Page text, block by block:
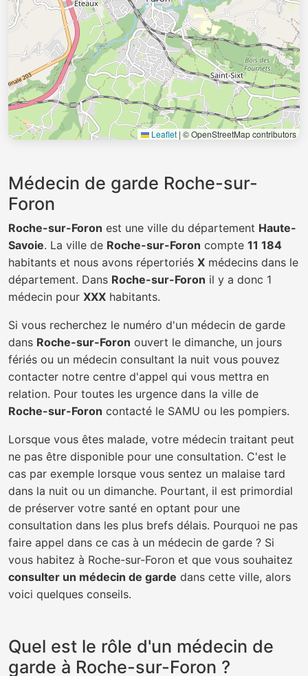
Leaflet | © OpenStreetMap contributors
Médecin de garde Roche-sur-
Foron
Roche-sur-Foron est une ville du département Haute-
Savoie. La ville de Roche-sur-Foron compte 11 184
habitants et nous avons répertoriés X médecins dans le
département. Dans Roche-sur-Foron il y a donc 1
médecin pour XXX habitants.
Si vous recherchez le numéro d'un médecin de garde
dans Roche-sur-Foron ouvert le dimanche, un jours
fériés ou un médecin consultant la nuit vous pouvez
contacter notre centre d'appel qui vous mettra en
relation. Pour toutes les urgence dans la ville de
Roche-sur-Foron contacté le SAMU ou les pompiers.
Lorsque vous êtes malade, votre médecin traitant peut
ne pas être disponible pour une consultation. C'est le
cas par exemple lorsque vous sentez un malaise tard
dans la nuit ou un dimanche. Pourtant, il est primordial
de préserver votre santé en optant pour une
consultation dans les plus brefs délais. Pourquoi ne pas
faire appel dans ce cas à un médecin de garde ? Si
vous habitez à Roche-sur-Foron et que vous souhaitez
consulter un médecin de garde dans cette ville, alors
voici quelques conseils.
Quel est le rôle d'un médecin de
garde à Roche-sur-Foron ?